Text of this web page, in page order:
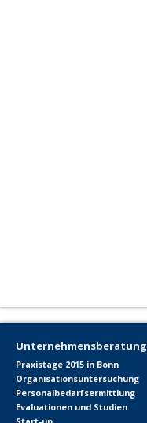
Unternehmensberatung
Praxistage 2015 in Bonn
Organisationsuntersuchung
Personalbedarfsermittlung
Evaluationen und Studien